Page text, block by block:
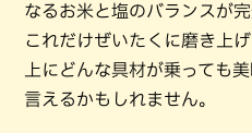
なるお米と塩のバランスが
これだけぜいたくに磨き上
上にどんな具材が乗っても
言えるかもしれません。